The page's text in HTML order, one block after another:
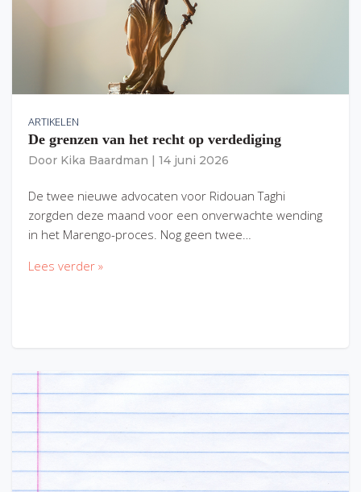
ARTIKELEN
De grenzen van het recht op verdediging
Door Kika Baardman 14 juni 2026
De twee nieuwe advocaten voor Ridouan Taghi
zorgden deze maand voor een onverwachte wending
in het Marengo-proces. Nog geen twee…
Lees verder »